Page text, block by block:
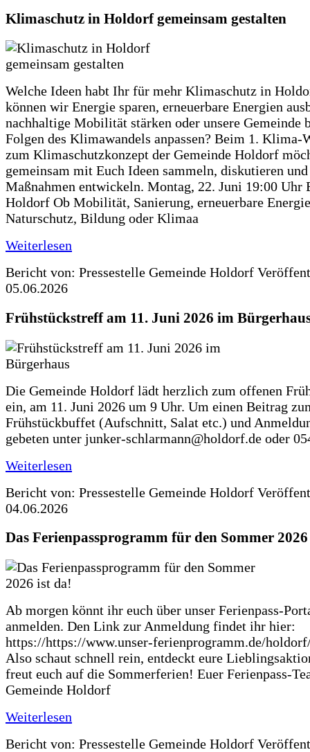
Klimaschutz in Holdorf gemeinsam gestalten
Welche Ideen habt Ihr für mehr Klimaschutz in
können wir Energie sparen, erneuerbare Energien
nachhaltige Mobilität stärken oder unsere Gemeinde
Folgen des Klimawandels anpassen? Beim 1. Klima-
zum Klimaschutzkonzept der Gemeinde Holdorf
gemeinsam mit Euch Ideen sammeln, diskutieren
Maßnahmen entwickeln. Montag, 22. Juni 19:00 Uhr
Holdorf Ob Mobilität, Sanierung, erneuerbare
Naturschutz, Bildung oder Klimaa
Weiterlesen
Bericht von: Pressestelle Gemeinde Holdorf
05.06.2026
Frühstückstreff am 11. Juni 2026 im
Die Gemeinde Holdorf lädt herzlich zum offenen
ein, am 11. Juni 2026 um 9 Uhr. Um einen Beitrag
Frühstückbuffet (Aufschnitt, Salat etc.) und
gebeten unter junker-schlarmann@holdorf.de oder
Weiterlesen
Bericht von: Pressestelle Gemeinde Holdorf
04.06.2026
Das Ferienpassprogramm für den Sommer
Ab morgen könnt ihr euch über unser Ferienpass-
anmelden. Den Link zur Anmeldung findet ihr hier:
https://https://www.unser-ferienprogramm.de/
Also schaut schnell rein, entdeckt eure
freut euch auf die Sommerferien! Euer Ferienpass-
Gemeinde Holdorf
Weiterlesen
Bericht von: Pressestelle Gemeinde Holdorf